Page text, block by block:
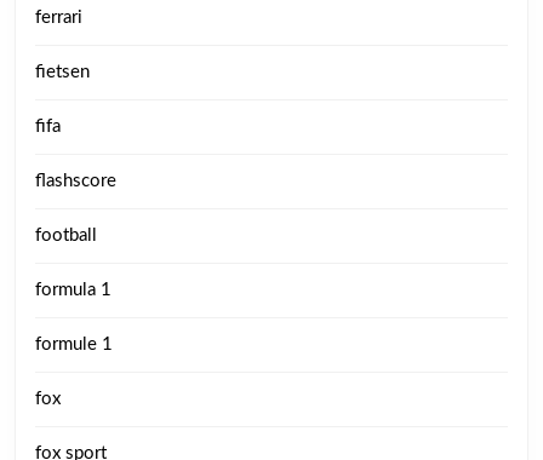
ferrari
fietsen
fifa
flashscore
football
formula 1
formule 1
fox
fox sport